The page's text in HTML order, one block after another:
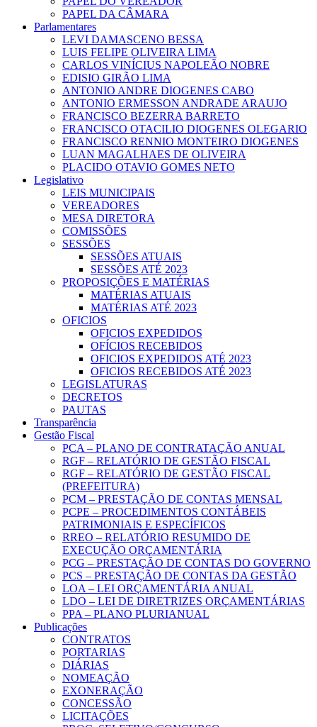
PAPEL DA CÂMARA
Parlamentares
LEVI DAMASCENO BESSA
LUIS FELIPE OLIVEIRA LIMA
CARLOS VINÍCIUS NAPOLEÃO NOBRE
EDISIO GIRÃO LIMA
ANTONIO ANDRE DIOGENES CABO
ANTONIO ERMESSON ANDRADE ARAUJO
FRANCISCO BEZERRA BARRETO
FRANCISCO OTACILIO DIOGENES OLEGARIO
FRANCISCO RENNIO MONTEIRO DIOGENES
LUAN MAGALHAES DE OLIVEIRA
PLACIDO OTAVIO GOMES NETO
Legislativo
LEIS MUNICIPAIS
VEREADORES
MESA DIRETORA
COMISSÕES
SESSÕES
SESSÕES ATUAIS
SESSÕES ATÉ 2023
PROPOSIÇÕES E MATÉRIAS
MATÉRIAS ATUAIS
MATÉRIAS ATÉ 2023
OFICIOS
OFICIOS EXPEDIDOS
OFÍCIOS RECEBIDOS
OFICIOS EXPEDIDOS ATÉ 2023
OFICIOS RECEBIDOS ATÉ 2023
LEGISLATURAS
DECRETOS
PAUTAS
Transparência
Gestão Fiscal
PCA – PLANO DE CONTRATAÇÃO ANUAL
RGF – RELATÓRIO DE GESTÃO FISCAL
RGF – RELATÓRIO DE GESTÃO FISCAL
(PREFEITURA)
PCM – PRESTAÇÃO DE CONTAS MENSAL
PCPE – PROCEDIMENTOS CONTÁBEIS
PATRIMONIAIS E ESPECÍFICOS
RREO – RELATÓRIO RESUMIDO DE
EXECUÇÃO ORÇAMENTÁRIA
PCG – PRESTAÇÃO DE CONTAS DO GOVERNO
PCS – PRESTAÇÃO DE CONTAS DA GESTÃO
LOA – LEI ORÇAMENTÁRIA ANUAL
LDO – LEI DE DIRETRIZES ORÇAMENTÁRIAS
PPA – PLANO PLURIANUAL
Publicações
CONTRATOS
PORTARIAS
DIÁRIAS
NOMEAÇÃO
EXONERAÇÃO
CONCESSÃO
LICITAÇÕES